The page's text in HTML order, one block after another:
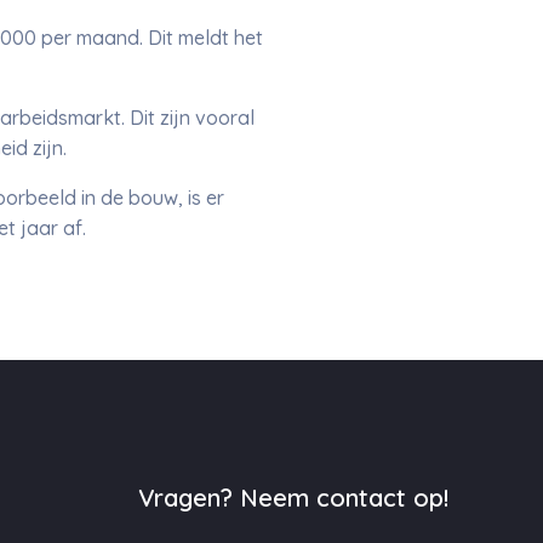
per maand. Dit meldt het
Dit zijn vooral
zijn.
in de bouw, is er
jaar af.
Vragen? Neem contact op!